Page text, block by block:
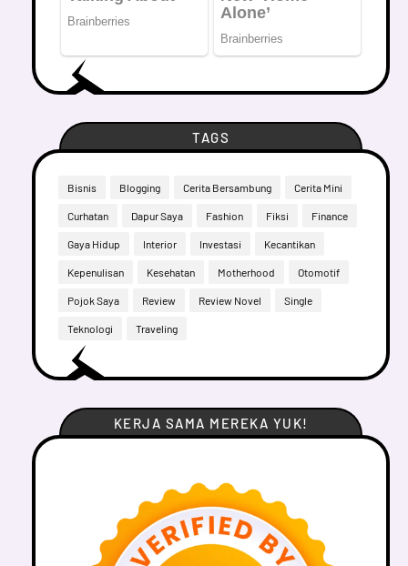
TAGS
Bisnis Blogging Cerita Bersambung Cerita Mini
Curhatan Dapur Saya Fashion Fiksi Finance
Gaya Hidup Interior Investasi Kecantikan
Kepenulisan Kesehatan Motherhood Otomotif
Pojok Saya Review Review Novel Single
Teknologi Traveling
KERJA SAMA MEREKA YUK!